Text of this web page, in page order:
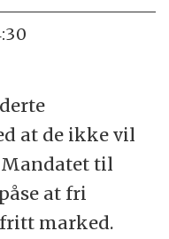
at de ikke vil
til
at fri
marked.